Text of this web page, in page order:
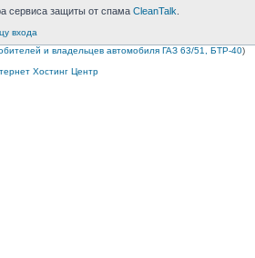
сервиса защиты от спама CleanTalk
входа
и владельцев автомобиля ГАЗ 63/51, БТР-40)
Хостинг Центр